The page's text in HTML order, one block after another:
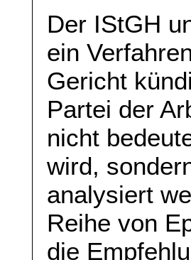
Der IStGH
ein
Gericht
Partei der
nicht
wird,
analysiert
Reihe von
die